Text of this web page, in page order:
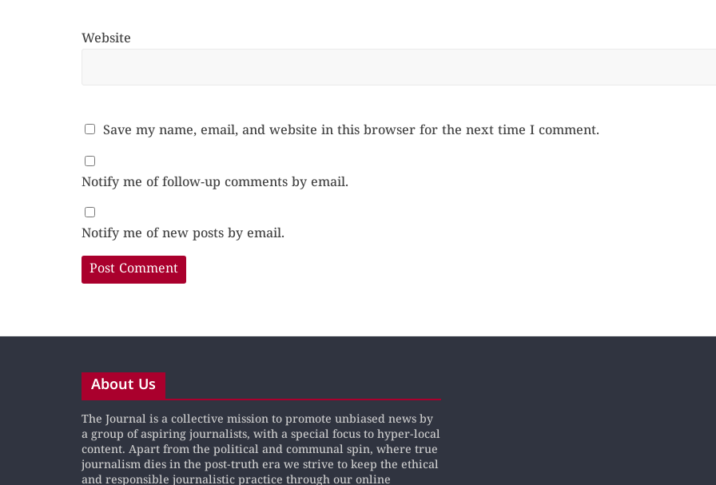
Website
Save my name, email, and website in this browser for the next time I comment.
Notify me of follow-up comments by email.
Notify me of new posts by email.
About Us
The Journal is a collective mission to promote unbiased news by
a group of aspiring journalists, with a special focus to hyper-local
content. Apart from the political and communal spin, where true
journalism dies in the post-truth era we strive to keep the ethical
and responsible journalistic practice through our online